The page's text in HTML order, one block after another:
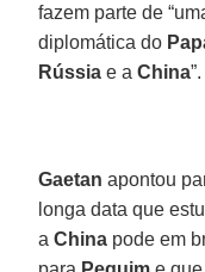
fazem parte de
diplomática do
Rússia e aChina”.
Gaetan apontou
longa data que
aChina pode em